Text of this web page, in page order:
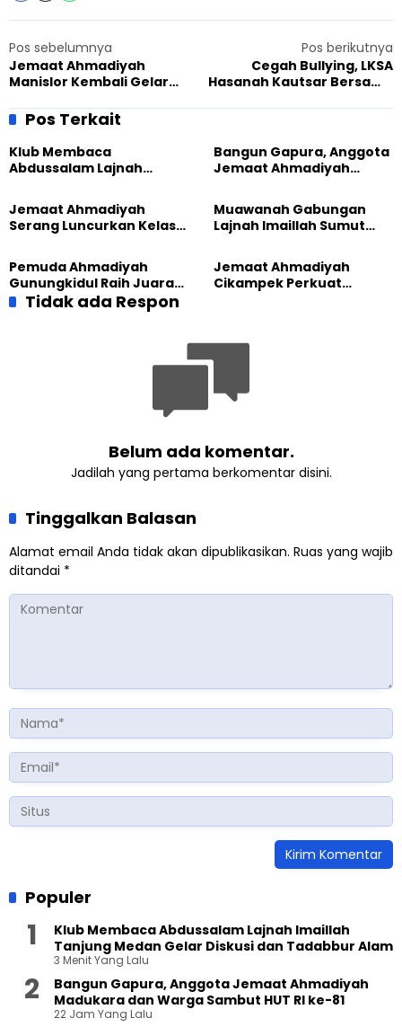
Pos sebelumnya
Jemaat Ahmadiyah
Manislor Kembali Gelar
Target PMI
Pos berikutnya
Cegah Bullying, LKSA
Hasanah Kautsar Bersama
Diskusi
Pos Terkait
Klub Membaca
Abdussalam Lajnah
Gelar Diskusi dan
Tadabbur Alam
Bangun Gapura, Anggota
Jemaat Ahmadiyah
Sambut HUT RI ke-81
Jemaat Ahmadiyah
Serang Luncurkan Kelas
Generasi Unggul
Muawanah Gabungan
Lajnah Imaillah Sumut
hingga Edukasi Tangani
Sampah
Pemuda Ahmadiyah
Gunungkidul Raih Juara
Lomba Video Literasi 2026
Jemaat Ahmadiyah
Cikampek Perkuat
Tidak ada Respon
Belum ada komentar.
Jadilah yang pertama berkomentar disini.
Tinggalkan Balasan
Alamat email Anda tidak akan dipublikasikan. Ruas yang wajib
ditandai *
Populer
Klub Membaca Abdussalam Lajnah Imaillah
Tanjung Medan Gelar Diskusi dan Tadabbur Alam
3 Menit Yang Lalu
Bangun Gapura, Anggota Jemaat Ahmadiyah
Madukara dan Warga Sambut HUT RI ke-81
22 Jam Yang Lalu